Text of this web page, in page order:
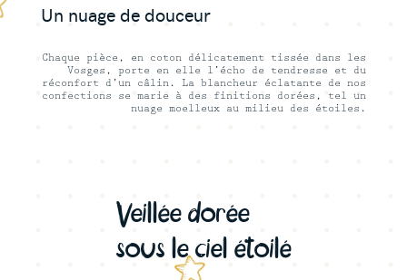
Un nuage de douceur
Chaque pièce, en coton délicatement tissée dans les
Vosges, porte en elle l’écho de tendresse et du
réconfort d’un câlin. La blancheur éclatante de nos
confections se marie à des finitions dorées, tel un
nuage moelleux au milieu des étoiles.
Veillée dorée
sous le ciel étoilé